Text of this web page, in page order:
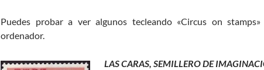
Puedes probar a ver algunos tecleando «Circus on
ordenador.
LAS CARAS, SEMILLERO DE